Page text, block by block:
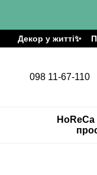
Декор у житті✨
098 11-67-110
HoReCa